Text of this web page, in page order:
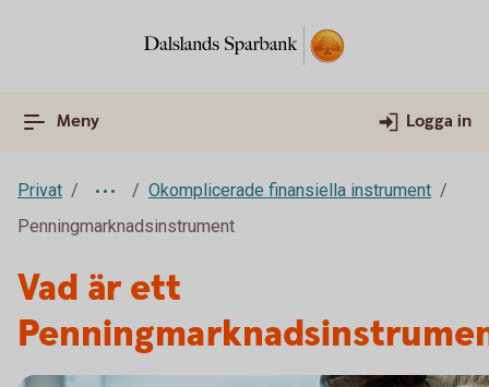
Meny Logga in
Privat
Okomplicerade finansiella instrument
Penningmarknadsinstrument
Vad är ett